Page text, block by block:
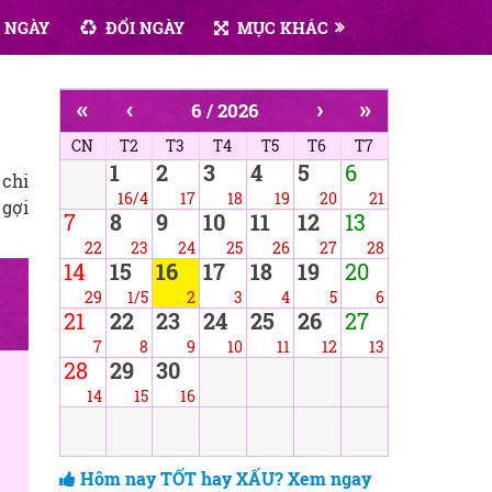
ĐỔI NGÀY MỤC KHÁC
« ‹ 6 / 2026 › »
CN T2 T3 T4 T5 T6 T7
1
16/4
2
17
3
18
4
19
5
20
6
21
7
22
8
23
9
24
10
25
11
26
12
27
13
28
14
29
15
1/5
16
2
17
3
18
4
19
5
20
6
21
7
22
8
23
9
24
10
25
11
26
12
27
13
28
14
29
15
30
16
Hôm nay TỐT hay XẤU? Xem ngay